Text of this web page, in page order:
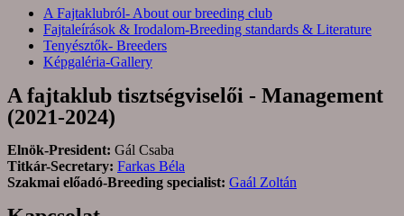
A Fajtaklubról- About our breeding club
Fajtaleírások & Irodalom-Breeding standards & Literature
Tenyésztők- Breeders
Képgaléria-Gallery
A fajtaklub tisztségviselői - Management
(2021-2024)
Elnök-President: Gál Csaba
Titkár-Secretary: Farkas Béla
Szakmai előadó-Breeding specialist: Gaál Zoltán